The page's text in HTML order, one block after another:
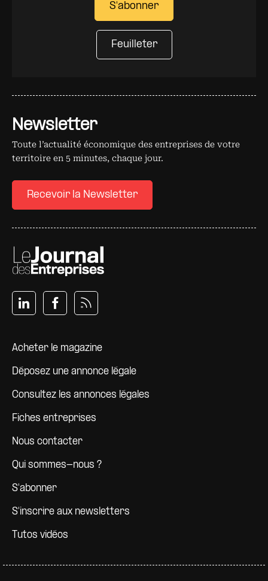
Newsletter
Toute l’actualité économique des entreprises de votre
territoire en 5 minutes, chaque jour.
Recevoir la Newsletter
Pied de page
Acheter le magazine
Déposez une annonce légale
Consultez les annonces légales
Fiches entreprises
Nous contacter
Qui sommes-nous ?
S'abonner
S'inscrire aux newsletters
Tutos vidéos
S'abonner
Feuilleter